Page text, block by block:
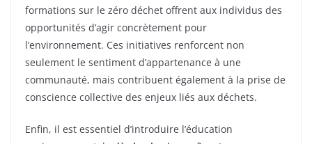
formations sur le zéro déchet offrent aux individus des
opportunités d’agir concrètement pour
l’environnement. Ces initiatives renforcent non
seulement le sentiment d’appartenance à une
communauté, mais contribuent également à la prise de
conscience collective des enjeux liés aux déchets.
Enfin, il est essentiel d’introduire l’éducation